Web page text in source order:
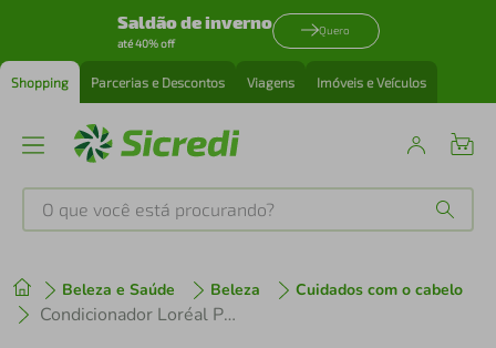
Saldão de inverno
até 40% off
Quero
Shopping Parcerias e Descontos Viagens Imóveis e Veículos
O que você está procurando?
Beleza e Saúde Beleza Cuidados com o cabelo
Condicionador Loréal Paris Elseve Pure Hialurônico 400ml
1º tenis